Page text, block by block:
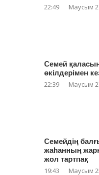
22:49 Маусым
Семей
өкілдерімен
22:39 Маусым
Семейдің
жаһанның
жол тартпақ
19:43 Маусым